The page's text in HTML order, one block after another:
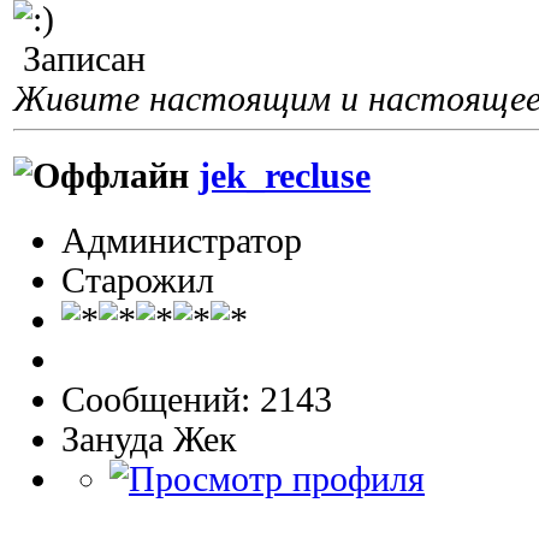
Записан
Живите настоящим и
jek_recluse
Администратор
Старожил
Сообщений: 2143
Зануда Жек